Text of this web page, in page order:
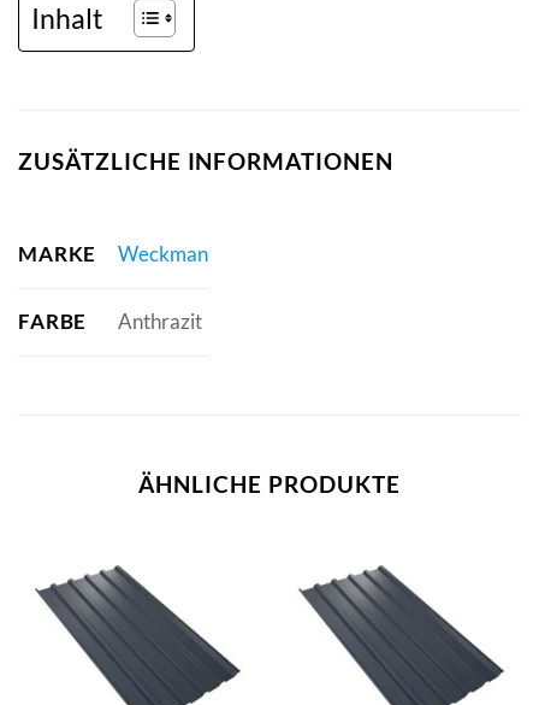
Inhalt
ZUSÄTZLICHE INFORMATIONEN
MARKE Weckman
FARBE Anthrazit
ÄHNLICHE PRODUKTE